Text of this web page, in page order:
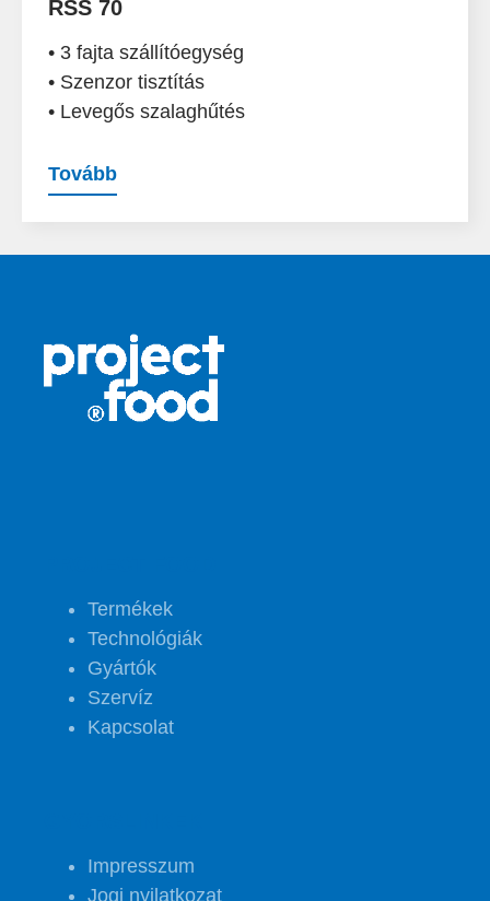
RSS 70
• 3 fajta szállítóegység
• Szenzor tisztítás
• Levegős szalaghűtés
Tovább
Termékek
Technológiák
Gyártók
Szervíz
Kapcsolat
Impresszum
Jogi nyilatkozat